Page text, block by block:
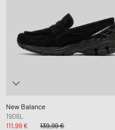
New Balance
1906L
111,99 €
139,99 €